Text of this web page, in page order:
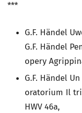
***
G.F. Händel
G.F. Händel
opery
G.F. Händel
oratorium Il
HWV 46a,